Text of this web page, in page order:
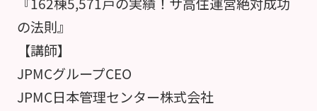
の法則』
【講師】
JPMCグループCEO
JPMC日本管理センター株式会社